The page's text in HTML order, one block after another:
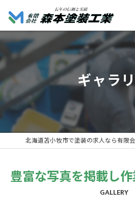
ギャラ
豊富な写真を掲載し
GALLERY